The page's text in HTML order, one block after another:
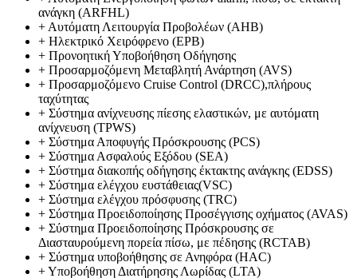
ανάγκη (ARFHL)
+ Αυτόματη Λειτουργία Προβολέων (AHB)
+ Ηλεκτρικό Χειρόφρενο (EPB)
+ Προνοητική Υποβοήθηση Οδήγησης
+ Προσαρμοζόμενη Μεταβλητή Ανάρτηση (AVS)
+ Προσαρμοζόμενο Cruise Control (DRCC),πλήρους
ταχύτητας
+ Σύστημα ανίχνευσης πίεσης ελαστικών, με αυτόματη
ανίχνευση (TPWS)
+ Σύστημα Αποφυγής Πρόσκρουσης (PCS)
+ Σύστημα Ασφαλούς Εξόδου (SEA)
+ Σύστημα διακοπής οδήγησης έκτακτης ανάγκης (EDSS)
+ Σύστημα ελέγχου ευστάθειας(VSC)
+ Σύστημα ελέγχου πρόσφυσης (TRC)
+ Σύστημα Προειδοποίησης Προσέγγισης οχήματος (AVAS)
+ Σύστημα Προειδοποίησης Πρόσκρουσης σε
Διασταυρούμενη πορεία πίσω, με πέδησης (RCTAB)
+ Σύστημα υποβοήθησης σε Ανηφόρα (HAC)
+Υποβοήθηση Διατήρησης Λωρίδας (LTA)